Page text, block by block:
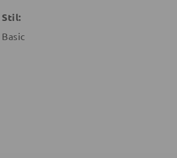
Stil:
Basic